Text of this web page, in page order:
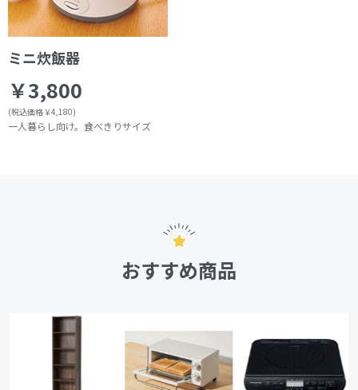
ミニ炊飯器
￥3,800
(税込価格￥4,180)
一人暮らし向け。食べきりサイズ
おすすめ商品